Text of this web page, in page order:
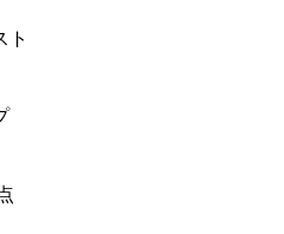
ト